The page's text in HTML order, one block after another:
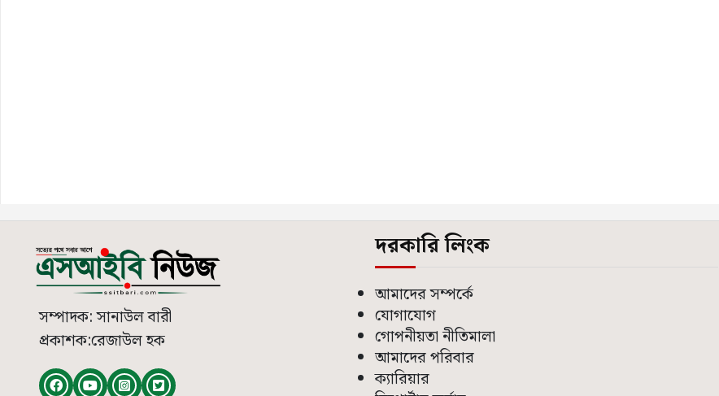
সম্পাদক: সানাউল বারী
প্রকাশক:রেজাউল হক
দরকারি লিংক
আমাদের সম্পর্কে
যোগাযোগ
গোপনীয়তা নীতিমালা
আমাদের পরিবার
ক্যারিয়ার